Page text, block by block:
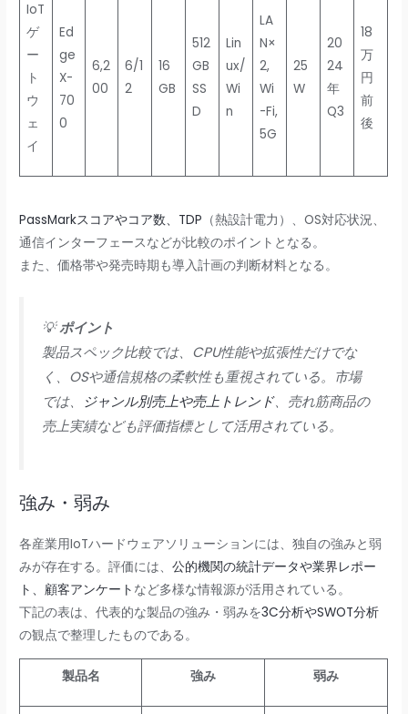
IoT
ゲ
ー
ト
ウ
ェ
イ
Ed
ge
X-
70
0
6,2
00
6/1
2
16
GB
512
GB
SS
D
Lin
ux/
Wi
n
LA
N×
2,
Wi
-Fi,
5G
25
W
20
24
年
Q3
18
万
円
前
後
PassMarkスコアやコア数、TDP （熱設計電力）、OS対応状況、
通信インターフェースなどが比較のポイントとなる。
また、価格帯や発売時期も導入計画の判断材料となる。
💡ポイント
製品スペック比較では、CPU性能や拡張性だけでな
く、OSや通信規格の柔軟性も重視されている。市場
では、
ジャンル別売上や売上トレンド、売れ筋商品の
売上実績なども評価指標として活用されている。
強み・弱み
各産業用IoTハードウェアソリューションには、独自の強みと弱
みが存在する。評価には、公的機関の統計データや業界レポー
ト、顧客アンケート など多様な情報源が活用されている。
下記の表は、代表的な製品の強み・弱みを3C分析やSWOT分析
の観点で整理したものである。
製品名 強み 弱み